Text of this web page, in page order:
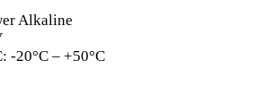
Alkaline
-20°C – +50°C